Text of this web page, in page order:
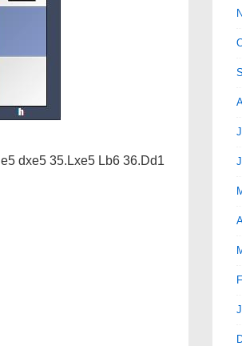
dxe5 35.Lxe5 Lb6 36.Dd1